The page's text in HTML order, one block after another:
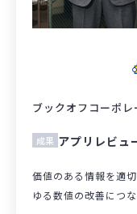
ブックオフコーポ
成果 アプリレビ
価値のある情報を適
ゆる数値の改善につな